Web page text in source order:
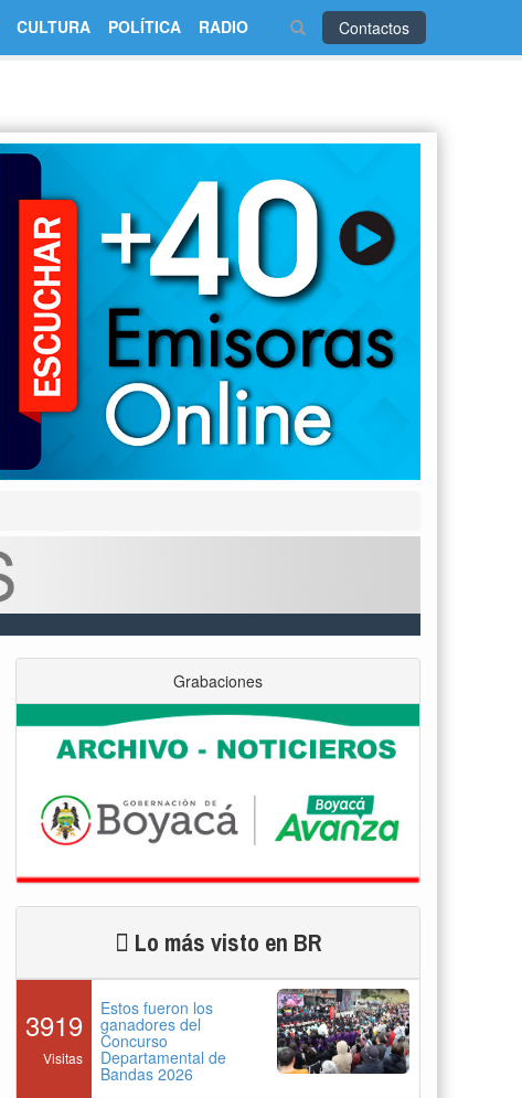
Contactos
CULTURA POLÍTICA RADIO
Grabaciones
Lo más visto en BR
3919
Visitas
Estos fueron los
ganadores del
Concurso
Departamental de
Bandas 2026